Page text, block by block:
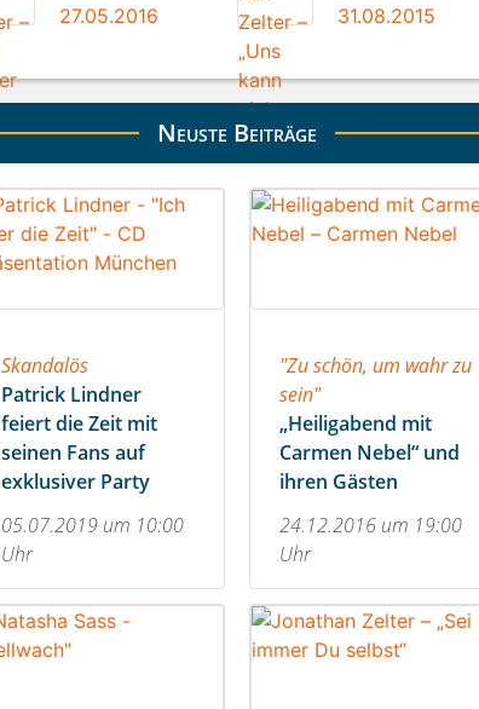
27.05.2016
31.08.2015
Neuste Beiträge
Skandalös
Patrick Lindner
feiert die Zeit mit
seinen Fans auf
exklusiver Party
05.07.2019 um 10:00
Uhr
"Zu schön, um wahr zu
sein"
„Heiligabend mit
Carmen Nebel“ und
ihren Gästen
24.12.2016 um 19:00
Uhr